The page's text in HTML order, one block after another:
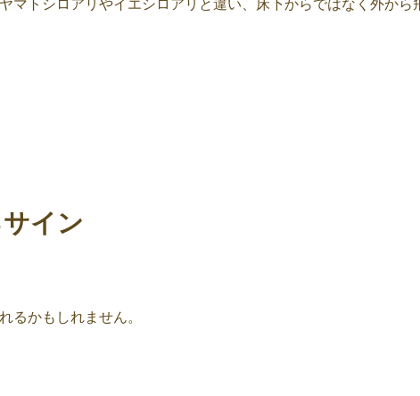
マトシロアリやイエシロアリと違い、床下からではなく外から
イン
るかもしれません。